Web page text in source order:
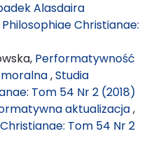
Alasdaira
Christianae:
Performatywność
,Studia
Tom 54 Nr 2 (2018)
aktualizacja,
Tom 54 Nr 2